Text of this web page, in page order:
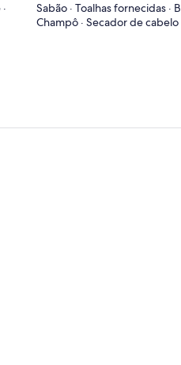
Sabão · Toalhas fornecidas ·
Champô · Secador de cabelo